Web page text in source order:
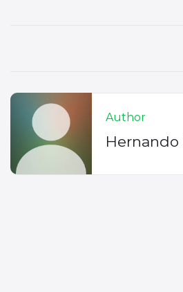
Author
Hernando